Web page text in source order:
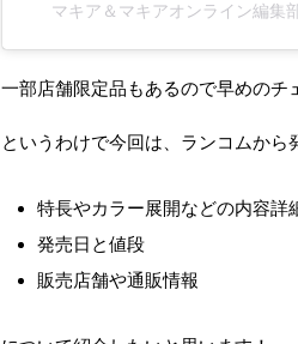
マキア＆マキアオンライン編集
一部店舗限定品もあるので早めのチ
というわけで今回は、ランコムか
特長やカラー展開などの内容詳
発売日と値段
販売店舗や通販情報